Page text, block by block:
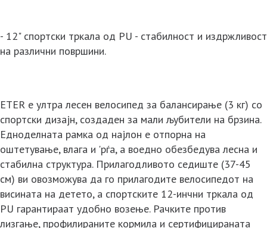
- 12" спортски тркала од PU - стабилност и издржливост
на различни површини.
ETER е ултра лесен велосипед за балансирање (3 кг) со
спортски дизајн, создаден за мали љубители на брзина.
Едноделната рамка од најлон е отпорна на
оштетување, влага и 'рѓа, а воедно обезбедува лесна и
стабилна структура. Прилагодливото седиште (37-45
см) ви овозможува да го прилагодите велосипедот на
висината на детето, а спортските 12-инчни тркала од
PU гарантираат удобно возење. Рачките против
лизгање, профилираните кормила и сертифицираната